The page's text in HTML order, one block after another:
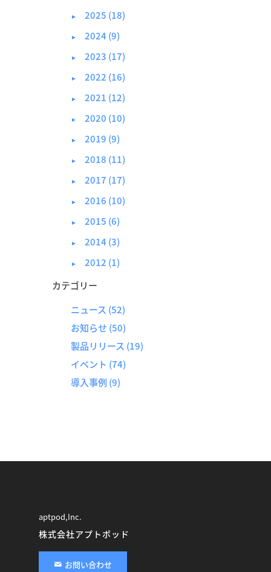
► 2025 (18)
► 2024 (9)
► 2023 (17)
► 2022 (16)
► 2021 (12)
► 2020 (10)
► 2019 (9)
► 2018 (11)
► 2017 (17)
► 2016 (10)
► 2015 (6)
► 2014 (3)
► 2012 (1)
カテゴリー
ニュース (52)
お知らせ (50)
製品リリース (19)
イベント (74)
導入事例 (9)
aptpod,Inc.
株式会社アプトポッド
お問い合わせ